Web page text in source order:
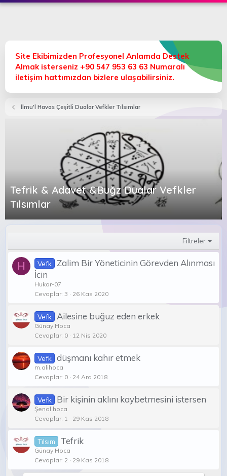
Site Ekibimizden Profesyonel Anlamda Destek
Almak isterseniz +90 547 953 63 63 Numaralı
iletişim hattımızdan bizlere ulaşabilirsiniz.
İlmu'l Havas Çeşitli Dualar Vefkler Tılsımlar
Tefrik & Adavet &Buğz Dualar Vefkler
Tılsımlar
Filtreler
H Vefk
Zalim Bir Yöneticinin Görevden Alınması
İcin
Hukar-07
Cevaplar 3 26 Kas 2020
Vefk Ailesine buğuz eden erkek
Günay Hoca
Cevaplar 0 12 Nis 2020
Vefk düşmanı kahır etmek
m.alihoca
Cevaplar 0 24 Ara 2018
Vefk Bir kişinin aklını kaybetmesini istersen
Şenol hoca
Cevaplar 1 29 Kas 2018
Tılsım Tefrik
Günay Hoca
Cevaplar 2 29 Kas 2018